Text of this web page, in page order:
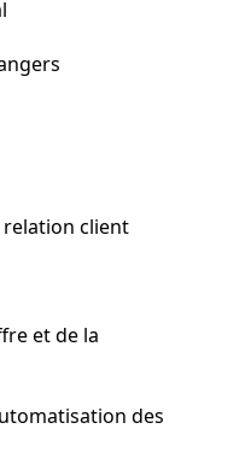
relation client
et de la
des